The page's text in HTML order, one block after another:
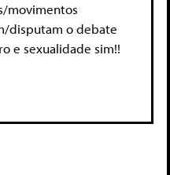
movimentos
disputam o debate
e sexualidade sim!!